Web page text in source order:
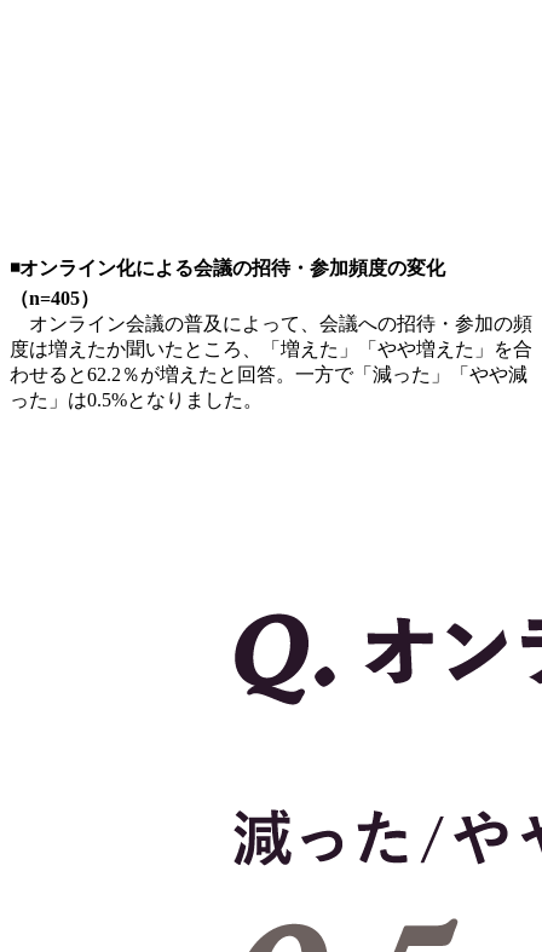
◾️オンライン化による会議の招待・参加頻度の変化
（n=405）
オンライン会議の普及によって、会議への招待・参加の頻
度は増えたか聞いたところ、「増えた」「やや増えた」を合
わせると62.2％が増えたと回答。一方で「減った」「やや減
った」は0.5%となりました。